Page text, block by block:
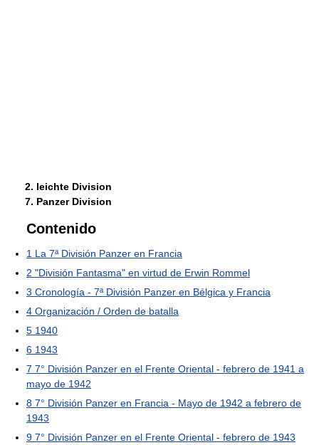
2. leichte Division
7. Panzer Division
Contenido
1 La 7ª División Panzer en Francia
2 "División Fantasma" en virtud de Erwin Rommel
3 Cronología - 7ª División Panzer en Bélgica y Francia
4 Organización / Orden de batalla
5 1940
6 1943
7 7° División Panzer en el Frente Oriental - febrero de 1941 a
mayo de 1942
8 7° División Panzer en Francia - Mayo de 1942 a febrero de
1943
9 7° División Panzer en el Frente Oriental - febrero de 1943